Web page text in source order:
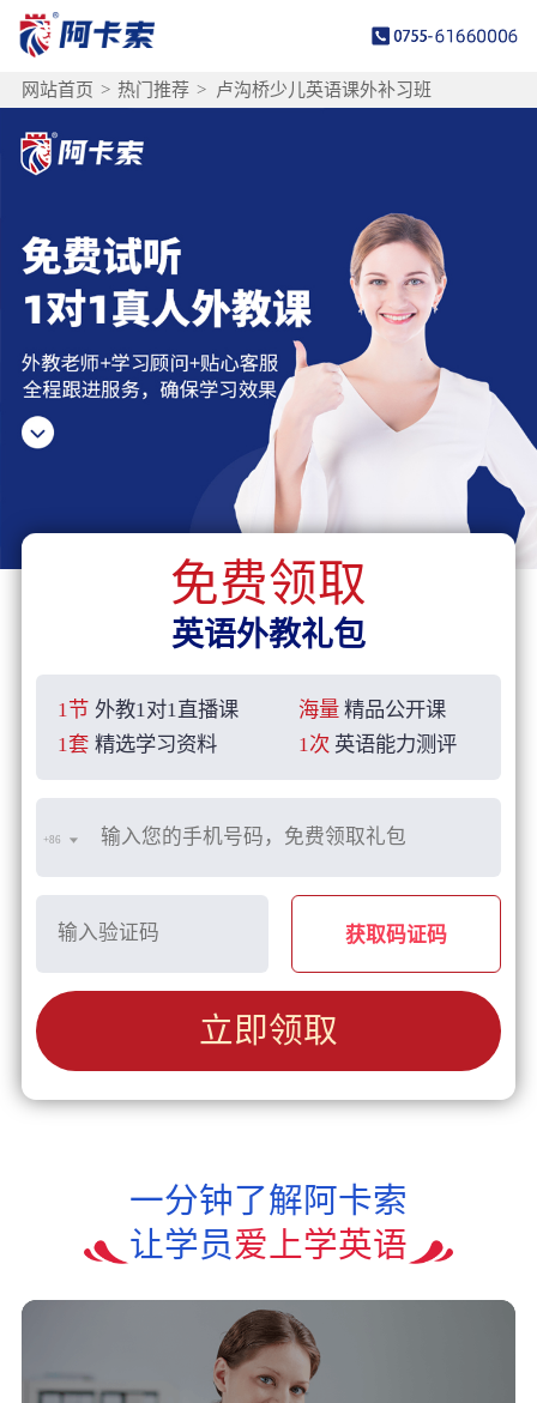
网站首页 > 热门推荐 > 卢沟桥少儿英语课外补习班
免费领取
英语外教礼包
1节 外教1对1直播课 海量 精品公开课
1套 精选学习资料 1次 英语能力测评
+86
获取码证码
立即领取
一分钟了解阿卡索
让学员爱上学英语